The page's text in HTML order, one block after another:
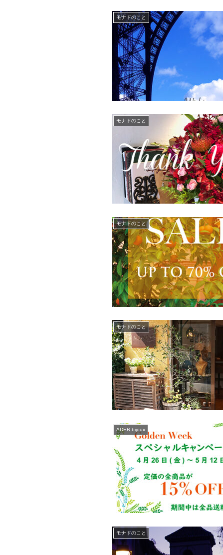
モナドのこと
モナドのこと
モナドのこと
モナドのこと
ADER.bijoux
モナドのこと